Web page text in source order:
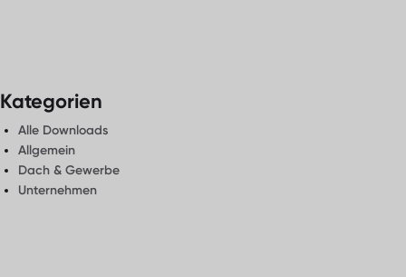
Kategorien
Alle Downloads
Allgemein
Dach & Gewerbe
Unternehmen